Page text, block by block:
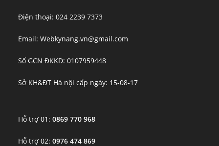
Điện thoại: 024 2239 7373
Email: Webkynang.vn@gmail.com
Số GCN ĐKKD: 0107959448
Sở KH&ĐT Hà nội cấp ngày: 15-08-17
Hỗ trợ 01:0869 770 968
Hỗ trợ 02:0976 474 869